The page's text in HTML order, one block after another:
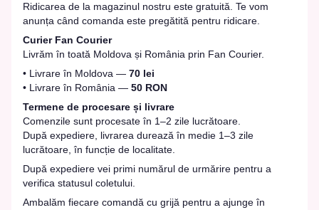
Ridicarea de la magazinul nostru este gratuită. Te vom
anunța când comanda este pregătită pentru ridicare.
Curier Fan Courier
Livrăm în toată Moldova și România prin Fan Courier.
• Livrare în Moldova — 70 lei
• Livrare în România — 50 RON
Termene de procesare și livrare
Comenzile sunt procesate în 1–2 zile lucrătoare.
După expediere, livrarea durează în medie 1–3 zile
lucrătoare, în funcție de localitate.
După expediere vei primi numărul de urmărire pentru a
verifica statusul coletului.
Ambalăm fiecare comandă cu grijă pentru a ajunge în